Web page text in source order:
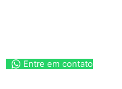
Entre em contato